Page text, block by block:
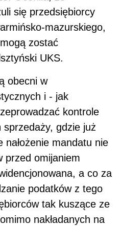
się przedsiębiorcy
mazurskiego,
zostać
UKS.
obecni w
i - jak
kontrole
gdzie już
nałożenie mandatu nie
przed omijaniem
a co za
podatków z tego
tak kuszące ze
nakładanych na